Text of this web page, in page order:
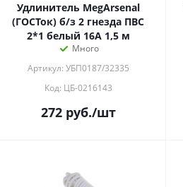
Удлинитель MegArsenal
(ГОСТок) б/з 2 гнезда ПВС
2*1 белый 16А 1,5 м
Много
Артикул: УБП0187/32335
Код: ЦБ-0216143
272руб./шт